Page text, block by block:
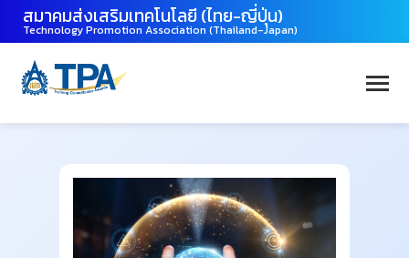
สมาคมส่งเสริมเทคโนโลยี (ไทย-ญี่ปุ่น)
Technology Promotion Association (Thailand-Japan)